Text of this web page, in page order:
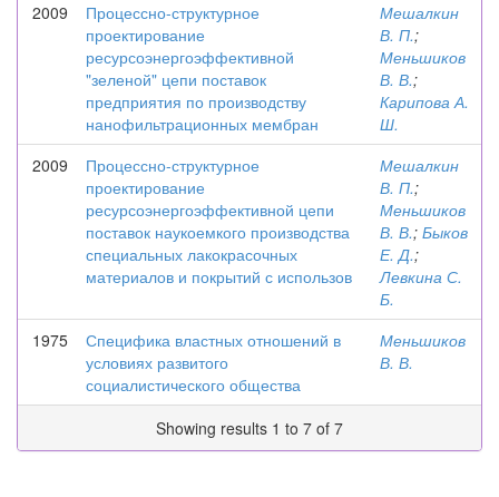
2009
Процессно-структурное
проектирование
ресурсоэнергоэффективной
"зеленой" цепи поставок
предприятия по производству
нанофильтрационных мембран
Мешалкин
В. П.;
Меньшиков
В. В.;
Карипова А.
Ш.
2009
Процессно-структурное
проектирование
ресурсоэнергоэффективной цепи
поставок наукоемкого производства
специальных лакокрасочных
материалов и покрытий с использов
Мешалкин
В. П.;
Меньшиков
В. В.; Быков
Е. Д.;
Левкина С.
Б.
1975
Специфика властных отношений в
условиях развитого
социалистического общества
Меньшиков
В. В.
Showing results 1 to 7 of 7